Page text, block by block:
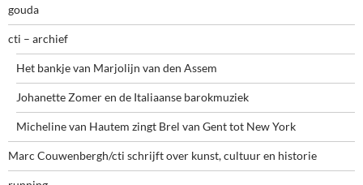
gouda
cti – archief
Het bankje van Marjolijn van den Assem
Johanette Zomer en de Italiaanse barokmuziek
Micheline van Hautem zingt Brel van Gent tot New York
Marc Couwenbergh/cti schrijft over kunst, cultuur en historie